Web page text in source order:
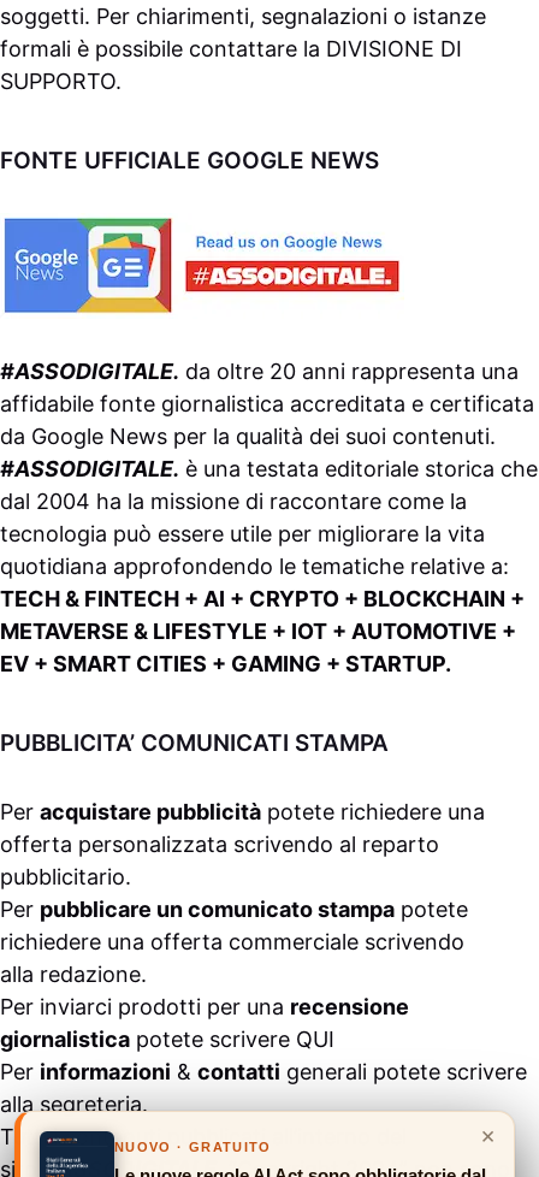
soggetti. Per chiarimenti, segnalazioni o istanze
formali è possibile contattare la DIVISIONE DI
SUPPORTO.
FONTE UFFICIALE GOOGLE NEWS
#ASSODIGITALE. da oltre 20 anni rappresenta una
affidabile fonte giornalistica accreditata e certificata
da Google News per la qualità dei suoi contenuti.
#ASSODIGITALE. è una testata editoriale storica che
dal 2004 ha la missione di raccontare come la
tecnologia può essere utile per migliorare la vita
quotidiana approfondendo le tematiche relative a:
TECH & FINTECH + AI + CRYPTO + BLOCKCHAIN +
METAVERSE & LIFESTYLE + IOT + AUTOMOTIVE +
EV + SMART CITIES + GAMING + STARTUP.
PUBBLICITA’ COMUNICATI STAMPA
Per acquistare pubblicità potete richiedere una
offerta personalizzata scrivendo al reparto
pubblicitario.
Per pubblicare un comunicato stampa potete
richiedere una offerta commerciale scrivendo
alla redazione.
Per inviarci prodotti per una recensione
giornalistica potete scrivere QUI
Per informazioni & contatti generali potete scrivere
alla segreteria.
Tutti i contenuti pubblicati all’interno del
sito #ASSODIGITALE.“Copyright 2024” non sono
×
NUOVO · GRATUITO